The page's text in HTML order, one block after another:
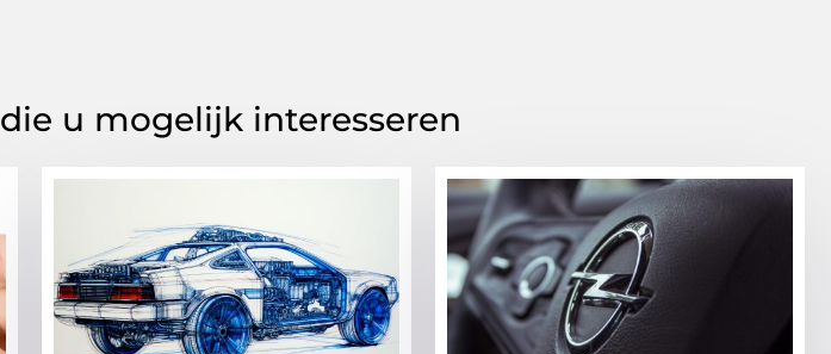
die u mogelijk interesseren